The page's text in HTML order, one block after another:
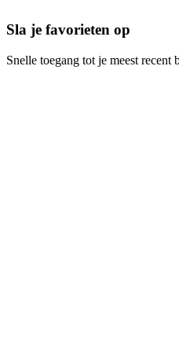
Sla je favorieten op
Snelle toegang tot je meest recent